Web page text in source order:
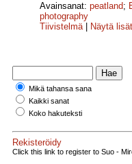
Avainsanat: peatland;
photography
Tiivistelmä| Näytä
Mikä tahansa sana
Kaikki sanat
Koko hakuteksti
Rekisteröidy
Click this link to register to Suo -